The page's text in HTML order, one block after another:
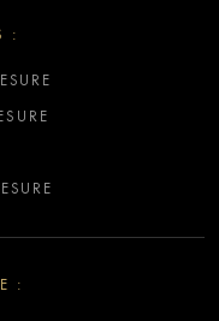
:
: